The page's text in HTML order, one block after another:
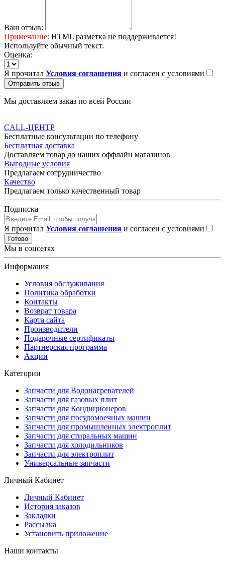
Ваш отзыв:
Примечание: HTML разметка не поддерживается!
Используйте обычный текст.
Оценка:
Я прочитал Условия соглашения и согласен с условиями
Отправить отзыв
Мы доставляем заказ по всей России
CALL-ЦЕНТР
Бесплатные консультации по телефону
Бесплатная доставка
Доставляем товар до наших оффлайн магазинов
Выгодные условия
Предлагаем сотрудничество
Качество
Предлагаем только качественный товар
Подписка
Я прочитал Условия соглашения и согласен с условиями
Готово
Мы в соцсетях
Информация
Условия обслуживания
Политика обработки
Контакты
Возврат товара
Карта сайта
Производители
Подарочные сертификаты
Партнерская программа
Акции
Категории
Запчасти для Водонагревателей
Запчасти для газовых плит
Запчасти для Кондиционеров
Запчасти для посудомоечных машин
Запчасти для промышленных электроплит
Запчасти для стиральных машин
Запчасти для холодильников
Запчасти для электроплит
Универсальные запчасти
Личный Кабинет
Личный Кабинет
История заказов
Закладки
Рассылка
Установить приложение
Наши контакты